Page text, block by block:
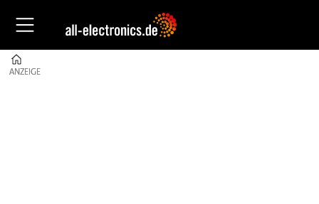
ANZEIGE
ANZEIGE